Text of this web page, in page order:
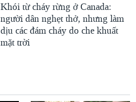
Khói từ cháy rừng ở Canada:
người dân nghẹt thở, nhưng làm
dịu các đám cháy do che khuất
mặt trời